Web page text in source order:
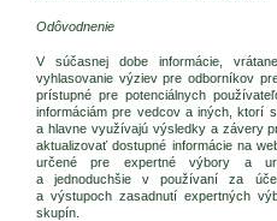
Odôvodnenie
V súčasnej dobe informácie,
vyhlasovanie výziev pre odborníkov
prístupné pre potenciálnych
informáciám pre vedcov a iných, ktorí
a hlavne využívajú výsledky a závery
aktualizovať dostupné informácie na
určené pre expertné výbory a
a jednoduchšie v používaní za
a výstupoch zasadnutí expertných
skupín.